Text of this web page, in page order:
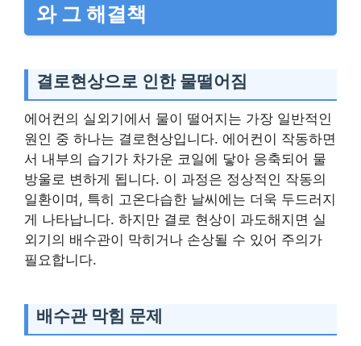
와 그 해결책
결로현상으로 인한 물떨어짐
에어컨의 실외기에서 물이 떨어지는 가장 일반적인
원인 중 하나는 결로현상입니다. 에어컨이 작동하면
서 내부의 습기가 차가운 코일에 닿아 응축되어 물
방울로 변하게 됩니다. 이 과정은 정상적인 작동의
일환이며, 특히 고온다습한 날씨에는 더욱 두드러지
게 나타납니다. 하지만 결로 현상이 과도해지면 실
외기의 배수관이 막히거나 손상될 수 있어 주의가
필요합니다.
배수관 막힘 문제